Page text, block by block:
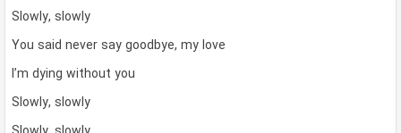
Slowly, slowly
You said never say goodbye, my love
I’m dying without you
Slowly, slowly